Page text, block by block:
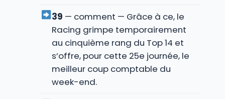
39 — comment — Grâce à ce, le
Racing grimpe temporairement
au cinquième rang du Top 14 et
s’offre, pour cette 25e journée, le
meilleur coup comptable du
week-end.